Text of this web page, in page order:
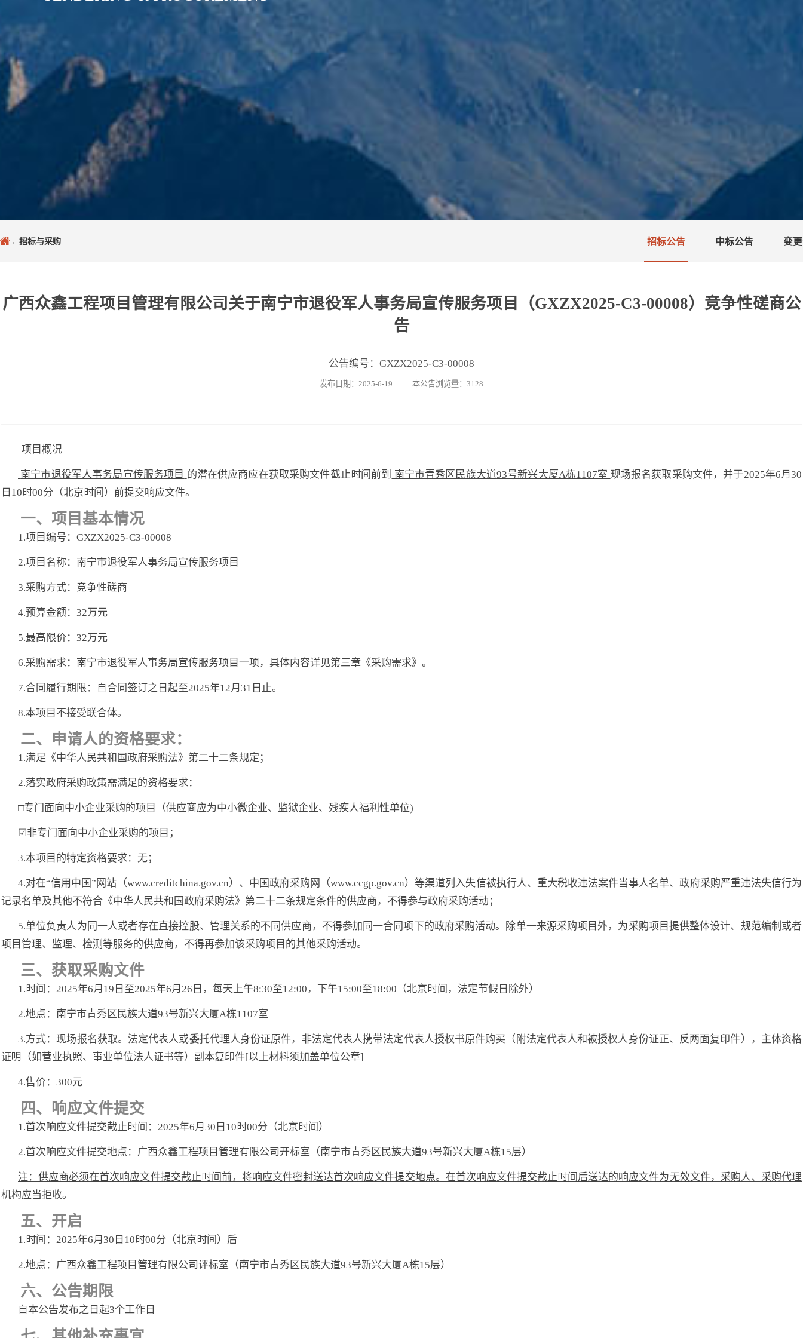
招标与采购 招标公告 中标公告 变
广西众鑫工程项目管理有限公司关于南宁市退役军人事务局宣传服务项目（GXZX2025-C3-00008）竞争性磋商公
告
公告编号：GXZX2025-C3-00008
发布日期：2025-6-19 本公告浏览量：3128
项目概况
南宁市退役军人事务局宣传服务项目 的潜在供应商应在获取采购文件截止时间前到 南宁市青秀区民族大道93号新兴大厦A栋1107室 现场报名获取采购文件，并于2025年6月30
日10时00分（北京时间）前提交响应文件。
一、项目基本情况
1.项目编号：GXZX2025-C3-00008
2.项目名称：南宁市退役军人事务局宣传服务项目
3.采购方式：竞争性磋商
4.预算金额：32万元
5.最高限价：32万元
6.采购需求：南宁市退役军人事务局宣传服务项目一项，具体内容详见第三章《采购需求》。
7.合同履行期限： 自合同签订之日起至2025年12月31日止。
8.本项目不接受联合体。
二、申请人的资格要求：
1.满足《中华人民共和国政府采购法》第二十二条规定；
2.落实政府采购政策需满足的资格要求：
□专门面向中小企业采购的项目（供应商应为中小微企业、监狱企业、残疾人福利性单位)
☑非专门面向中小企业采购的项目；
3.本项目的特定资格要求：无；
4.对在“信用中国”网站（www.creditchina.gov.cn）、中国政府采购网（www.ccgp.gov.cn）等渠道列入失信被执行人、重大税收违法案件当事人名单、政府采购严重违法失信行为
记录名单及其他不符合《中华人民共和国政府采购法》第二十二条规定条件的供应商，不得参与政府采购活动；
5.单位负责人为同一人或者存在直接控股、管理关系的不同供应商，不得参加同一合同项下的政府采购活动。除单一来源采购项目外，为采购项目提供整体设计、规范编制或者
项目管理、监理、检测等服务的供应商，不得再参加该采购项目的其他采购活动。
三、获取采购文件
1.时间：2025年6月19 日至2025年6月26日 ，每天上午8:30至12:00，下午1 5:00至18:00（北京时间，法定节假日除外）
2.地点： 南宁市青秀区民族大道93号新兴大厦A栋1107室
3.方式：现场报名获取。 法定代表人或委托代理人身份证原件，非法定代表人携带法定代表人授权书原件购买（附法定代表人和被授权人身份证正、反两面复印件），主体资格
证明（如营业执照、事业单位法人证书等）副本复印件[以上材料须加盖单位公章]
4.售价：300元
四、响应文件提交
1.首次响应文件提交截止时间：2025年6月30日10时00分（北京时间）
2.首次响应文件提交地点：广西众鑫工程项目管理有限公司开标室（南宁市青秀区民族大道93号新兴大厦A栋15层）
注：供应商必须在首次响应文件提交截止时间前，将响应文件密封送达首次响应文件提交地点。在首次响应文件提交截止时间后送达的响应文件为无效文件，采购人、采购代理
机构应当拒收。
五、开启
1.时间：2025年6月30日10时00分（北京时间）后
2.地点：广西众鑫工程项目管理有限公司评标室（南宁市青秀区民族大道93号新兴大厦A栋15层）
六、公告期限
自本公告发布之日起3个工作日